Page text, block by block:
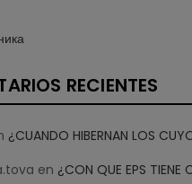
RECIENTES
¿CUANDO HIBERNAN LOS
en ¿CON QUE EPS TIENE